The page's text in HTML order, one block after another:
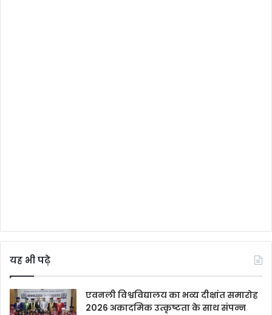
यह भी पढ़े
एवनली विश्वविद्यालय का भव्य दीक्षांत समारोह
2026 अकादमिक उत्कृष्टता के साथ संपन्न